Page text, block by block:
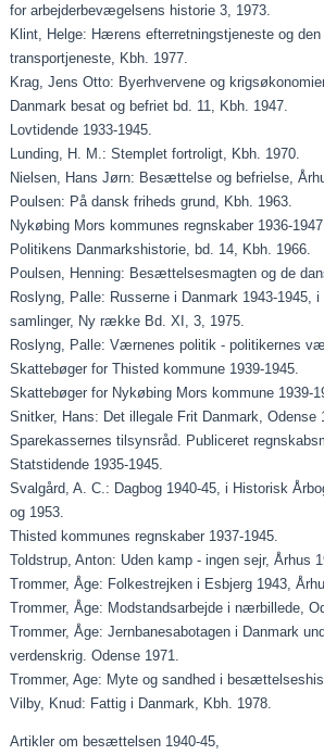
for arbejderbevægelsens historie 3, 1973.
Klint, Helge: Hærens efterretningstjeneste og den
transportjeneste, Kbh. 1977.
Krag, Jens Otto: Byerhvervene og
Danmark besat og befriet bd. 11, Kbh. 1947.
Lovtidende 1933-1945.
Lunding, H. M.: Stemplet fortroligt, Kbh. 1970.
Nielsen, Hans Jørn: Besættelse og befrielse,
Poulsen: På dansk friheds grund, Kbh. 1963.
Nykøbing Mors kommunes regnskaber 1936-1947.
Politikens Danmarkshistorie, bd. 14, Kbh. 1966.
Poulsen, Henning: Besættelsesmagten og de
Roslyng, Palle: Russerne i Danmark 1943-1945,
samlinger, Ny række Bd. XI, 3, 1975.
Roslyng, Palle: Værnenes politik - politikernes
Skattebøger for Thisted kommune 1939-1945.
Skattebøger for Nykøbing Mors kommune 1939-
Snitker, Hans: Det illegale Frit Danmark, Odense
Sparekassernes tilsynsråd. Publiceret
Statstidende 1935-1945.
Svalgård, A. C.: Dagbog 1940-45, i Historisk
og 1953.
Thisted kommunes regnskaber 1937-1945.
Toldstrup, Anton: Uden kamp - ingen sejr, Århus
Trommer, Åge: Folkestrejken i Esbjerg 1943,
Trommer, Åge: Modstandsarbejde i nærbillede,
Trommer, Åge: Jernbanesabotagen i Danmark
verdenskrig. Odense 1971.
Trommer, Age: Myte og sandhed i
Vilby, Knud: Fattig i Danmark, Kbh. 1978.
Artikler om besættelsen 1940-45,